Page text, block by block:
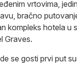
vrtovima,
bračno
kompleks hotela u
Graves.
se gosti prvi put